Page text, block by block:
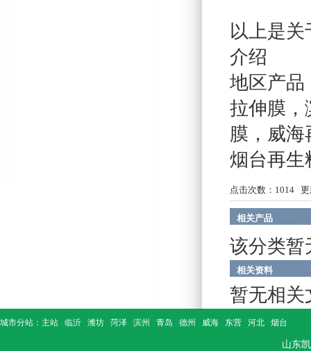
以上是
介绍
地区产
拉伸膜 ，
膜 ， 威海
烟台再生
点击次数： 1014更
相关产品
该分类暂
相关资料
暂无相关
城市分站： 主站 临沂 潍坊 菏泽 滨州 青岛 德州 威海 东营 河北 烟台
山东